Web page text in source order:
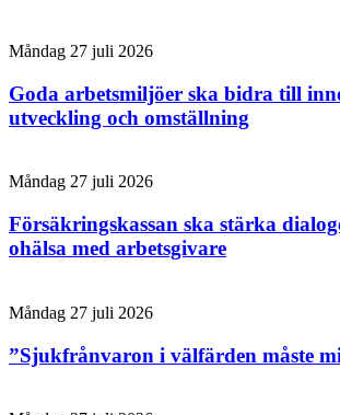
Måndag 27 juli 2026
Goda arbetsmiljöer ska bidra till
utveckling och omställning
Måndag 27 juli 2026
Försäkringskassan ska stärka
ohälsa med arbetsgivare
Måndag 27 juli 2026
”Sjukfrånvaron i välfärden måste